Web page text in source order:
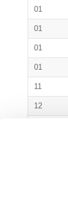
01
01
01
01
11
12